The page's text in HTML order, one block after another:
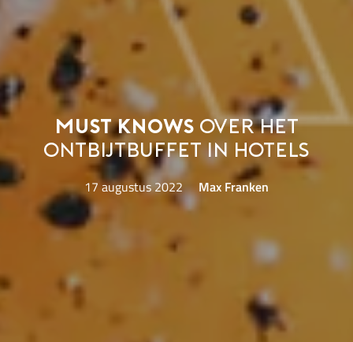
Must knows over het
ontbijtbuffet in hotels
17 augustus 2022 Max Franken